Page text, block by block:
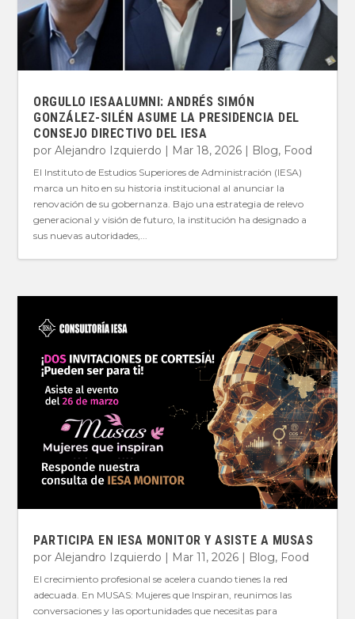
ORGULLO IESAALUMNI: ANDRÉS SIMÓN
GONZÁLEZ-SILÉN ASUME LA PRESIDENCIA DEL
CONSEJO DIRECTIVO DEL IESA
porAlejandro Izquierdo | Mar 18, 2026 | Blog, Food
El Instituto de Estudios Superiores de Administración (IESA)
marca un hito en su historia institucional al anunciar la
renovación de su gobernanza. Bajo una estrategia de relevo
generacional y visión de futuro, la institución ha designado a
sus nuevas autoridades,...
PARTICIPA EN IESA MONITOR Y ASISTE A MUSAS
porAlejandro Izquierdo | Mar 11, 2026 | Blog, Food
El crecimiento profesional se acelera cuando tienes la red
adecuada. En MUSAS: Mujeres que Inspiran, reunimos las
conversaciones y las oportunidades que necesitas para